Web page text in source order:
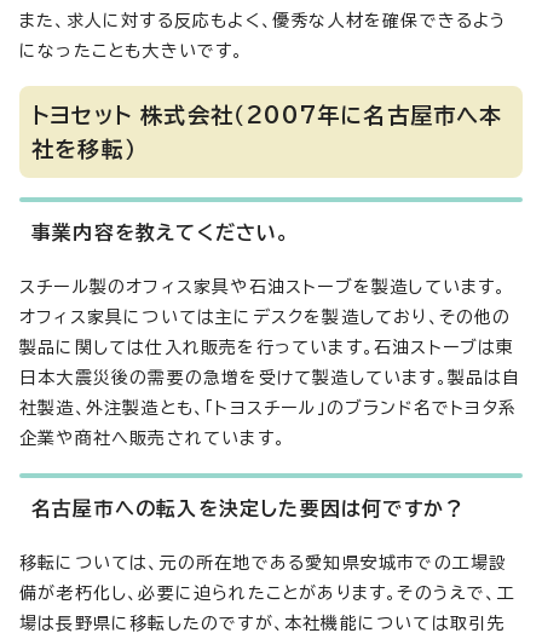
また、求人に対する反応もよく、優秀な人材を確保できるよう
になったことも大きいです。
トヨセット 株式会社（2007年に名古屋市へ本
社を移転）
事業内容を教えてください。
スチール製のオフィス家具や石油ストーブを製造しています。
オフィス家具については主にデスクを製造しており、その他の
製品に関しては仕入れ販売を行っています。石油ストーブは東
日本大震災後の需要の急増を受けて製造しています。製品は自
社製造、外注製造とも、「トヨスチール」のブランド名でトヨタ系
企業や商社へ販売されています。
名古屋市への転入を決定した要因は何ですか？
移転については、元の所在地である愛知県安城市での工場設
備が老朽化し、必要に迫られたことがあります。そのうえで、工
場は長野県に移転したのですが、本社機能については取引先